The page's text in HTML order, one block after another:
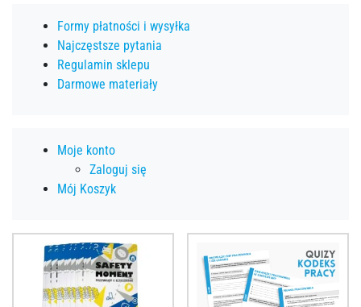
Formy płatności i wysyłka
Najczęstsze pytania
Regulamin sklepu
Darmowe materiały
Moje konto
Zaloguj się
Mój Koszyk